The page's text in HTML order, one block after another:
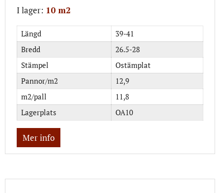
I lager: 10 m2
Längd
39-41
Bredd
26.5-28
Stämpel
Ostämplat
Pannor/m2
12,9
m2/pall
11,8
Lagerplats
OA10
Mer info